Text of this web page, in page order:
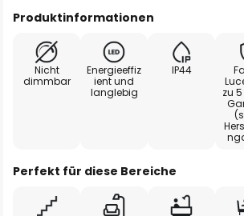
Produktinformationen
Nicht
dimmbar
Energieeffiz
ient und
langlebig
IP44
zu
Perfekt für diese Bereiche